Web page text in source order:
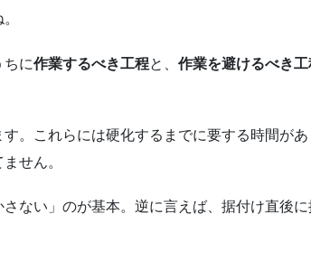
ちに作業するべき工程と、 作業を避けるべき工
。これらには硬化するまでに要する時間が
せん。
ない」のが基本。逆に言えば、据付け直後